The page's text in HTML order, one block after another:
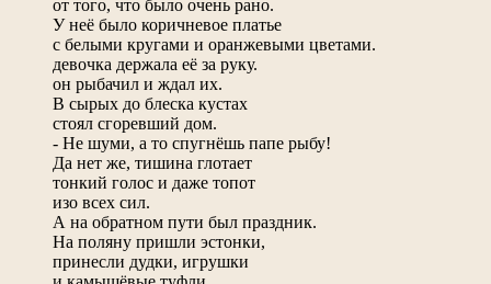
от того, что было очень рано.
У неё было коричневое платье
с белыми кругами и оранжевыми цветами.
девочка держала её за руку.
он рыбачил и ждал их.
В сырых до блеска кустах
стоял сгоревший дом.
- Не шуми, а то спугнёшь папе рыбу!
Да нет же, тишина глотает
тонкий голос и даже топот
изо всех сил.
А на обратном пути был праздник.
На поляну пришли эстонки,
принесли дудки, игрушки